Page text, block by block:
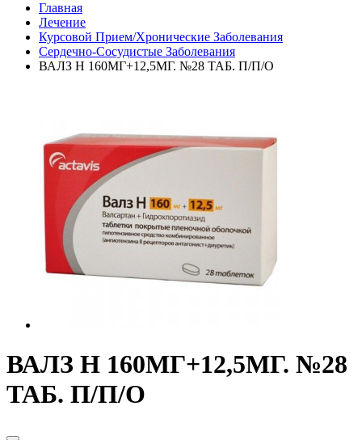
Главная
Лечение
Курсовой Прием/Хронические Заболевания
Сердечно-Сосудистые Заболевания
ВАЛЗ Н 160МГ+12,5МГ. №28 ТАБ. П/П/О
ВАЛЗ Н 160МГ+12,5МГ. №28
ТАБ. П/П/О